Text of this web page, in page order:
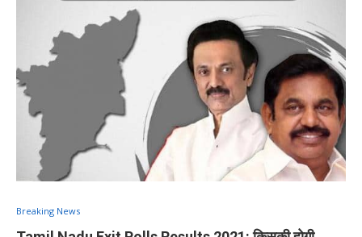
Breaking News